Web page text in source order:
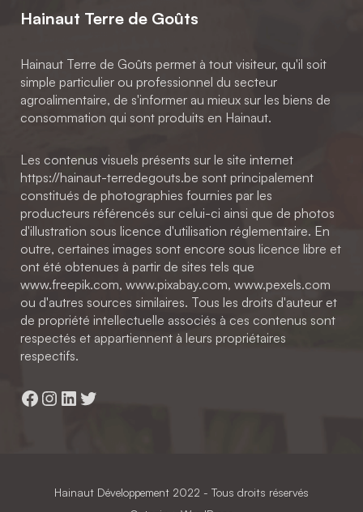
Hainaut Terre de Goûts
Hainaut Terre de Goûts permet à tout visiteur, qu'il soit
simple particulier ou professionnel du secteur
agroalimentaire, de s'informer au mieux sur les biens de
consommation qui sont produits en Hainaut.
Les contenus visuels présents sur le site internet
https://hainaut-terredegouts.be sont principalement
constitués de photographies fournies par les
producteurs référencés sur celui-ci ainsi que de photos
d'illustration sous licence d'utilisation réglementaire. En
outre, certaines images sont encore sous licence libre et
ont été obtenues à partir de sites tels que
www.freepik.com, www.pixabay.com, www.pexels.com
ou d'autres sources similaires. Tous les droits d'auteur et
de propriété intellectuelle associés à ces contenus sont
respectés et appartiennent à leurs propriétaires
respectifs.
Facebook
Instagram
LinkedIn
Twitter
Hainaut Développement 2022 - Tous droits réservés